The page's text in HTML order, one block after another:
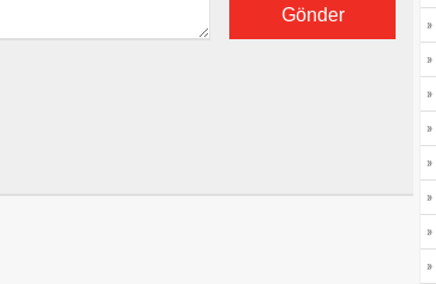
Gönder »
»
»
»
»
»
»
»